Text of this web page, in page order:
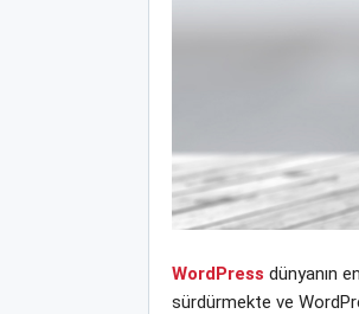
WordPress dünyanın
sürdürmekte ve